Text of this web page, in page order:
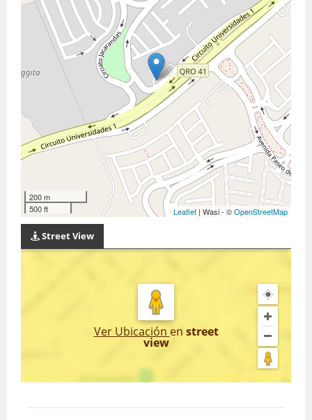
200 m
500 ft
Leaflet | Wasi - ©OpenStreetMap
Street View
Ver Ubicación en street
view